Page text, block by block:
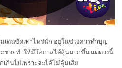
เด่นชัดเท่าไหร่นัก อยู่ในช่วงควรทำบุญ
ช่วยทำให้มีโอกาสได้ลุ้นมากขึ้น แต่ดวงนี้
กินไปเพราะจะได้ไม่คุ้มเสีย